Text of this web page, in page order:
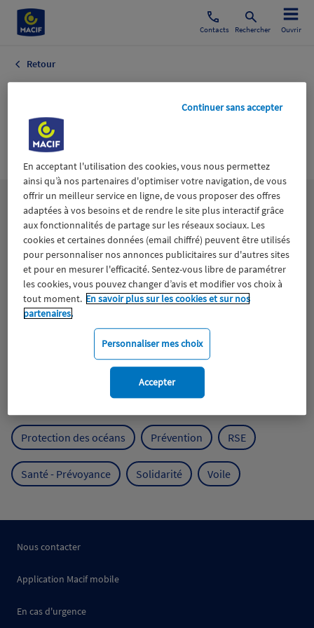
Contacts Rechercher Ouvrir
Retour
Générales
Environnement
Lesthématiques
Aidants Catastrophes naturelles Climat
Engagement Epargne ESS
Expérience clients Fondation Macif
Mutualisme
Protection de l'environnement
Protection des océans Prévention RSE
Santé - Prévoyance Solidarité Voile
Nous contacter
Application Macif mobile
En cas d'urgence
En acceptant l'utilisation des cookies, vous nous permettez
ainsi qu’à nos partenaires d'optimiser votre navigation, de vous
offrir un meilleur service en ligne, de vous proposer des offres
adaptées à vos besoins et de rendre le site plus interactif grâce
aux fonctionnalités de partage sur les réseaux sociaux. Les
cookies et certaines données (email chiffré) peuvent être utilisés
pour personnaliser nos annonces publicitaires sur d'autres sites
et pour en mesurer l'efficacité. Sentez-vous libre de paramétrer
les cookies, vous pouvez changer d’avis et modifier vos choix à
tout moment. En savoir plus sur les cookies et sur nos
partenaires.
Personnaliser mes choix
Continuer sans accepter
Accepter